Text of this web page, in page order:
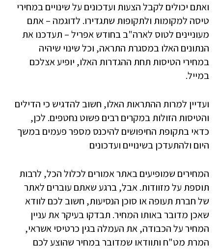
ואתם יכולים לקבל הצעות ועדכונים על שינויים במחירי
טיסה למקומות ולתקופות שתגדירו. לדוגמה – אתם
מעוניינים לטוס לארה"ב בחודש אפריל – תעדכנו את
הנתונים האלו במסגרת התראה, וכל שינוי שיהיה
במחירי הטיסות תחת ההגדרות האלו, יופיע אצלכם
במייל.
ועדיין למרות ההתראות האלו, חשוב להדגיש כי הדילים
והטיסות הזולות במקרים רבים פשוט נחטפים. לכן,
כדאי בתקופת החיפושים להיכנס מספר פעמים במשך
היום ולהתעדכן בשינויים ועדכונים
המחירים שמופיעים באתר אמורים לכלול הכל, לרבות
תוספת על מזוודות. אבל, ברגע שאתם עוברים לאתר
של חברת תעופה או סוכן הנסיעות, חשוב לכם לוודא
שאכן מדובר באותו המחיר. תבדקו בעיקר את עניין
המחיר על הכבודה, את העמלה בגין כרטיסי אשראי,
המרת מט"ח ותוודאו שמדובר במחיר שהוצע לכם